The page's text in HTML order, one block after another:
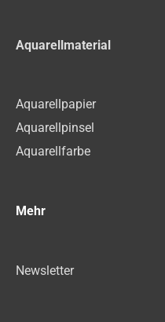
Aquarellmaterial
Aquarellpapier
Aquarellpinsel
Aquarellfarbe
Mehr
Newsletter